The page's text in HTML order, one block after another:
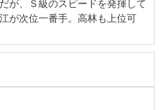
が、Ｓ級のスピードを発揮して
が次位一番手。高林も上位可